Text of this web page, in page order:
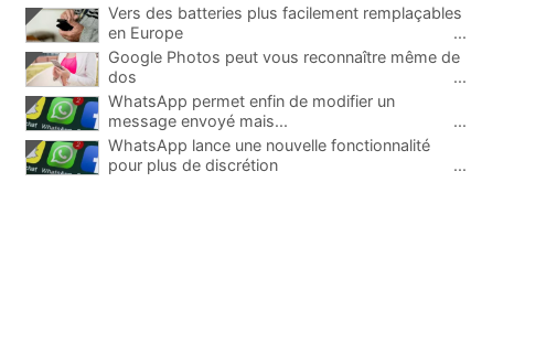
Vers des batteries plus facilement remplaçables
en Europe
...
Google Photos peut vous reconnaître même de
dos
...
WhatsApp permet enfin de modifier un
message envoyé mais...
...
WhatsApp lance une nouvelle fonctionnalité
pour plus de discrétion
...